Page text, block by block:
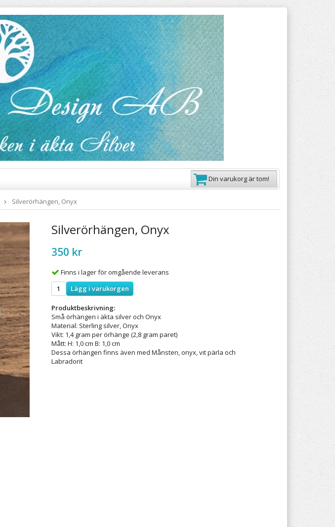
Din varukorg är tom!
Silverörhängen, Onyx
Silverörhängen, Onyx
350 kr
Finns i lager för omgående leverans
Lägg i varukorgen
Produktbeskrivning:
Små örhängen i äkta silver och Onyx
Material: Sterling silver, Onyx
Vikt: 1,4 gram per örhänge (2,8 gram paret)
Mått: H: 1,0 cm B: 1,0 cm
Dessa örhängen finns även med Månsten, onyx, vit pärla och
Labradorit